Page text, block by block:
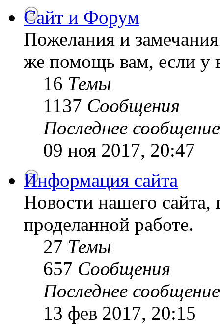
Сайт и Форум
Пожелания и
же помощь вам, если у
16 Темы
1137 Сообщения
Последнее сообщение
09 ноя 2017, 20:47
Информация сайта
Новости нашего
проделанной работе.
27 Темы
657 Сообщения
Последнее сообщение
13 фев 2017, 20:15